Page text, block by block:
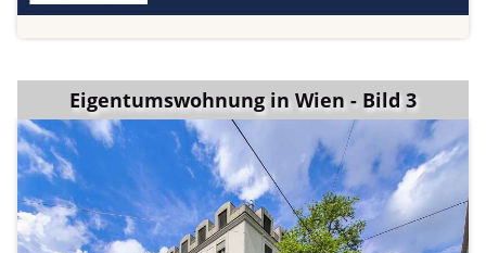
Eigentumswohnung in Wien - Bild 3